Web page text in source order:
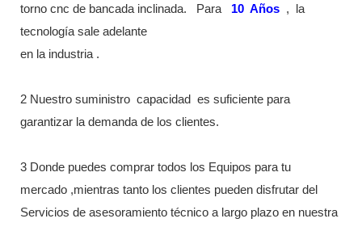
torno cnc de bancada inclinada.
Para 10 Años ,
la
tecnología sale adelante
en la industria .
2 Nuestro suministro capacidad
es suficiente para
garantizar la demanda de los clientes.
3 Donde puedes comprar todos los Equipos para tu
mercado ,mientras tanto los clientes pueden disfrutar del
Servicios de asesoramiento técnico a largo plazo en nuestra